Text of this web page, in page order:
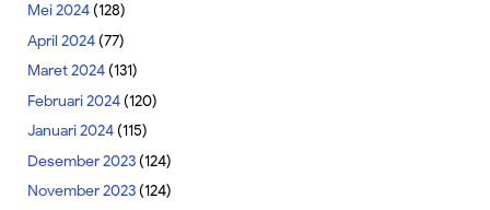
Mei 2024(128)
April 2024(77)
Maret 2024(131)
Februari 2024(120)
Januari 2024(115)
Desember 2023(124)
November 2023(124)